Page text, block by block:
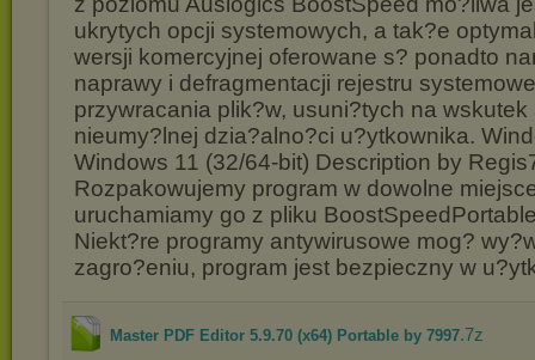
ukrytych opcji systemowych, a tak?e
wersji komercyjnej oferowane s? ponadto
naprawy i defragmentacji rejestru
przywracania plik?w, usuni?tych na wskutek
nieumy?lnej dzia?alno?ci u?ytkownika.
Windows 11 (32/64-bit) Description by
Rozpakowujemy program w dowolne
uruchamiamy go z pliku
Niekt?re programy antywirusowe mog?
zagro?eniu, program jest bezpieczny w
Master PDF Editor 5.9.70 (x64) Portable by 7997.7z